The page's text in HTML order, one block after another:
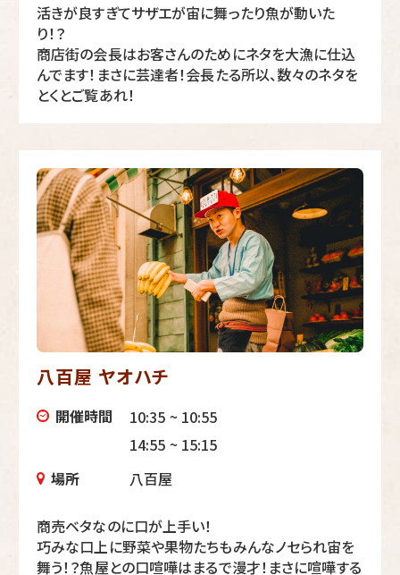
活きが良すぎてサザエが宙に舞ったり魚が動いた
り！？
商店街の会長はお客さんのためにネタを大漁に仕込
んでます！まさに芸達者！会長たる所以、数々のネタを
とくとご覧あれ！
八百屋 ヤオハチ
開催時間
10:35 ~ 10:55
14:55 ~ 15:15
場所
八百屋
商売ベタなのに口が上手い！
巧みな口上に野菜や果物たちもみんなノセられ宙を
舞う！？魚屋との口喧嘩はまるで漫才！まさに喧嘩する